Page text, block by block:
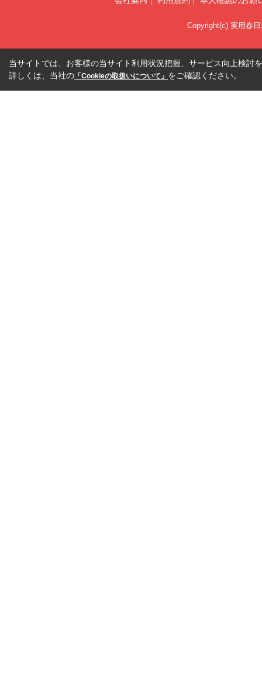
Copyright(c) 実用春
当サイトでは、お客様の当サイト利用状況把握、サービス向上検討
詳しくは、当社の 「Cookieの取扱いについて」 をご確認ください。